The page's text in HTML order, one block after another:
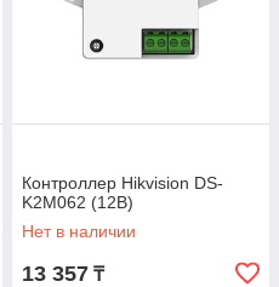
Контроллер Hikvision DS-
K2M062 (12В)
Нет в наличии
13 357 ₸